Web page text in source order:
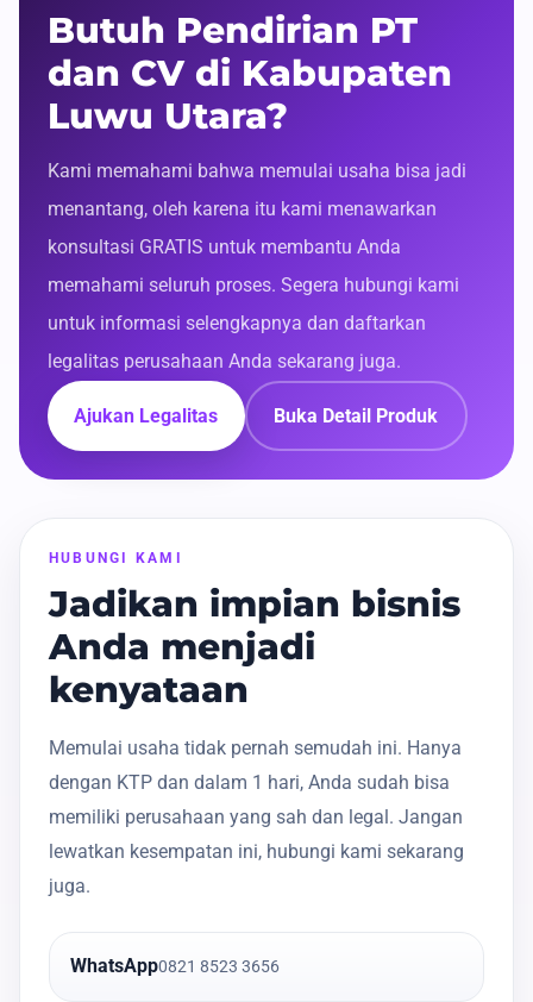
Butuh Pendirian PT
dan CV di Kabupaten
Luwu Utara?
Kami memahami bahwa memulai usaha bisa jadi
menantang, oleh karena itu kami menawarkan
konsultasi GRATIS untuk membantu Anda
memahami seluruh proses. Segera hubungi kami
untuk informasi selengkapnya dan daftarkan
legalitas perusahaan Anda sekarang juga.
Ajukan Legalitas Buka Detail Produk
HUBUNGI KAMI
Jadikan impian bisnis
Anda menjadi
kenyataan
Memulai usaha tidak pernah semudah ini. Hanya
dengan KTP dan dalam 1 hari, Anda sudah bisa
memiliki perusahaan yang sah dan legal. Jangan
lewatkan kesempatan ini, hubungi kami sekarang
juga.
WhatsApp0821 8523 3656